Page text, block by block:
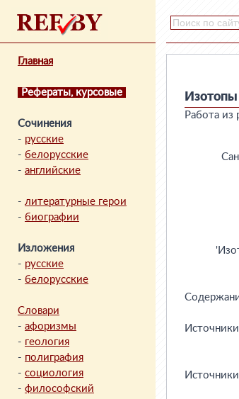
Главная
Рефераты, курсовые
Сочинения
- русские
- белорусские
- английские
- литературные герои
- биографии
Изложения
- русские
- белорусские
Словари
- афоризмы
- геология
- полиграфия
- социология
- философский
Работа из